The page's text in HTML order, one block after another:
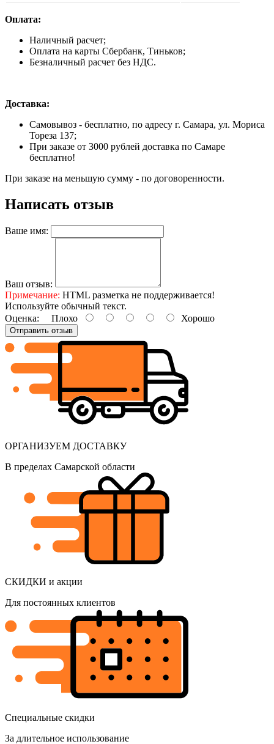
Оплата:
Наличный расчет;
Оплата на карты Сбербанк, Тиньков;
Безналичный расчет без НДС.
Доставка:
Самовывоз - бесплатно, по адресу г. Самара, ул. Мориса
Тореза 137;
При заказе от 3000 рублей доставка по Самаре
бесплатно!
При заказе на меньшую сумму - по договоренности.
Написать отзыв
Ваше имя:
Ваш отзыв:
Примечание: HTML разметка не поддерживается!
Используйте обычный текст.
Оценка: Плохо Хорошо
Отправить отзыв
ОРГАНИЗУЕМ ДОСТАВКУ
В пределах Самарской области
СКИДКИ и акции
Для постоянных клиентов
Специальные скидки
За длительное использование